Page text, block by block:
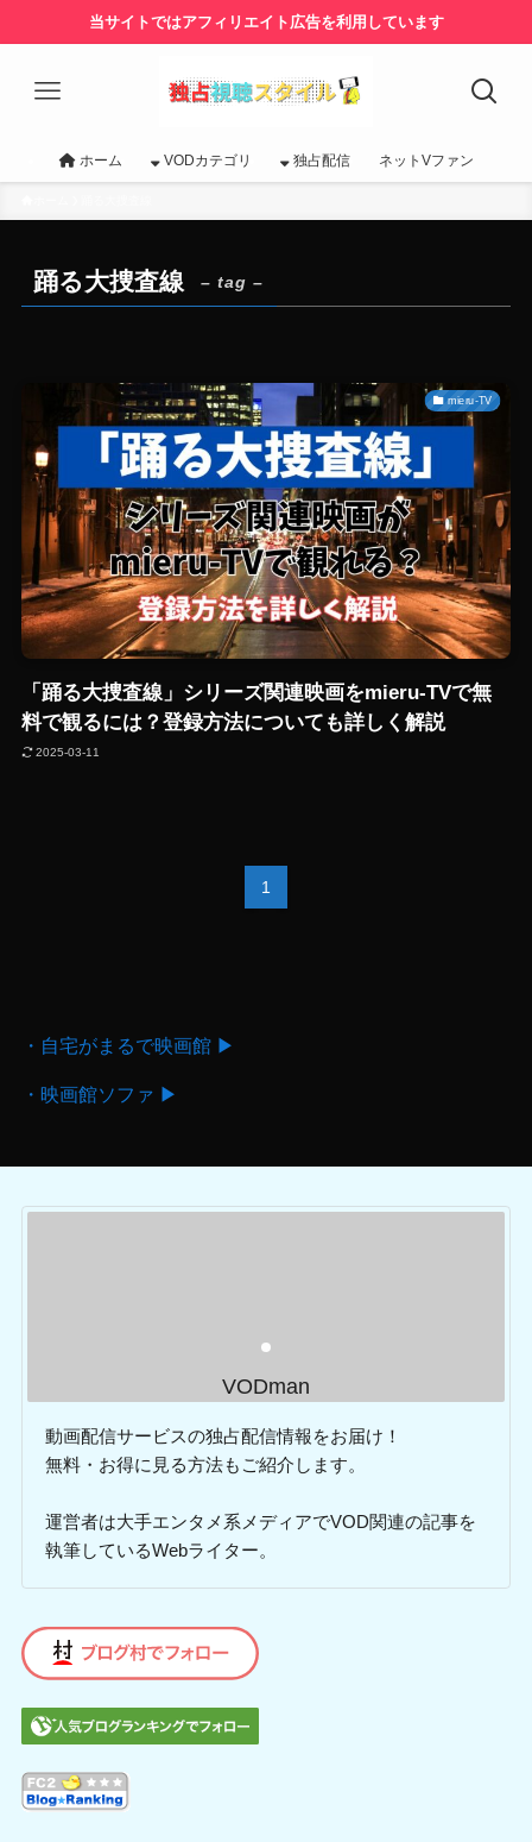
当サイトではアフィリエイト広告を利用しています
ホーム VODカテゴリ 独占配信 ネットVファン
踊る大捜査線 – tag –
mieru-TV
「踊る大捜査線」シリーズ関連映画をmieru-TVで無
料で観るには？登録方法についても詳しく解説
2025-03-11
1
・自宅がまるで映画館 ▶
・映画館ソファ ▶
VODman
動画配信サービスの独占配信情報をお届け！
無料・お得に見る方法もご紹介します。
運営者は大手エンタメ系メディアでVOD関連の記事を
執筆しているWebライター。